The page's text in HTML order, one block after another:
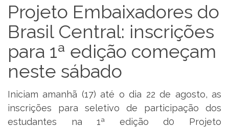
Projeto Embaixadores do
Brasil Central: inscrições
para 1ª edição começam
neste sábado
Iniciam amanhã (17) até o dia 22 de agosto, as
inscrições para seletivo de participação dos
estudantes na 1ª edição d0 Projeto